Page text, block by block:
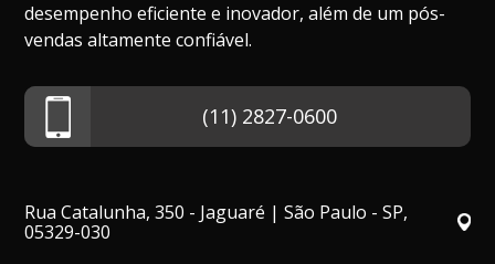
desempenho eficiente e inovador, além de um pós-
vendas altamente confiável.
(11) 2827-0600
Rua Catalunha, 350 - Jaguaré | São Paulo - SP,
05329-030